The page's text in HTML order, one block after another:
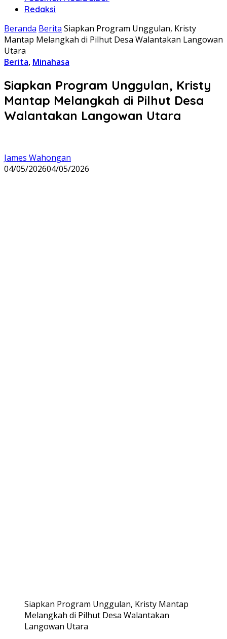
Redaksi
Beranda Berita Siapkan Program Unggulan, Kristy
Mantap Melangkah di Pilhut Desa Walantakan Langowan
Utara
Berita, Minahasa
Siapkan Program Unggulan, Kristy
Mantap Melangkah di Pilhut Desa
Walantakan Langowan Utara
James Wahongan
04/05/202604/05/2026
Siapkan Program Unggulan, Kristy Mantap
Melangkah di Pilhut Desa Walantakan
Langowan Utara